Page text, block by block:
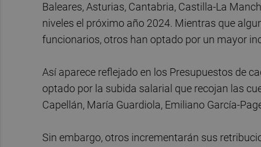
Baleares, Asturias, Cantabria, Castilla-La
niveles el próximo año 2024. Mientras que
funcionarios, otros han optado por un mayor
Así aparece reflejado en los Presupuestos de
optado por la subida salarial que recojan las
Capellán, María Guardiola, Emiliano García-
Sin embargo, otros incrementarán sus